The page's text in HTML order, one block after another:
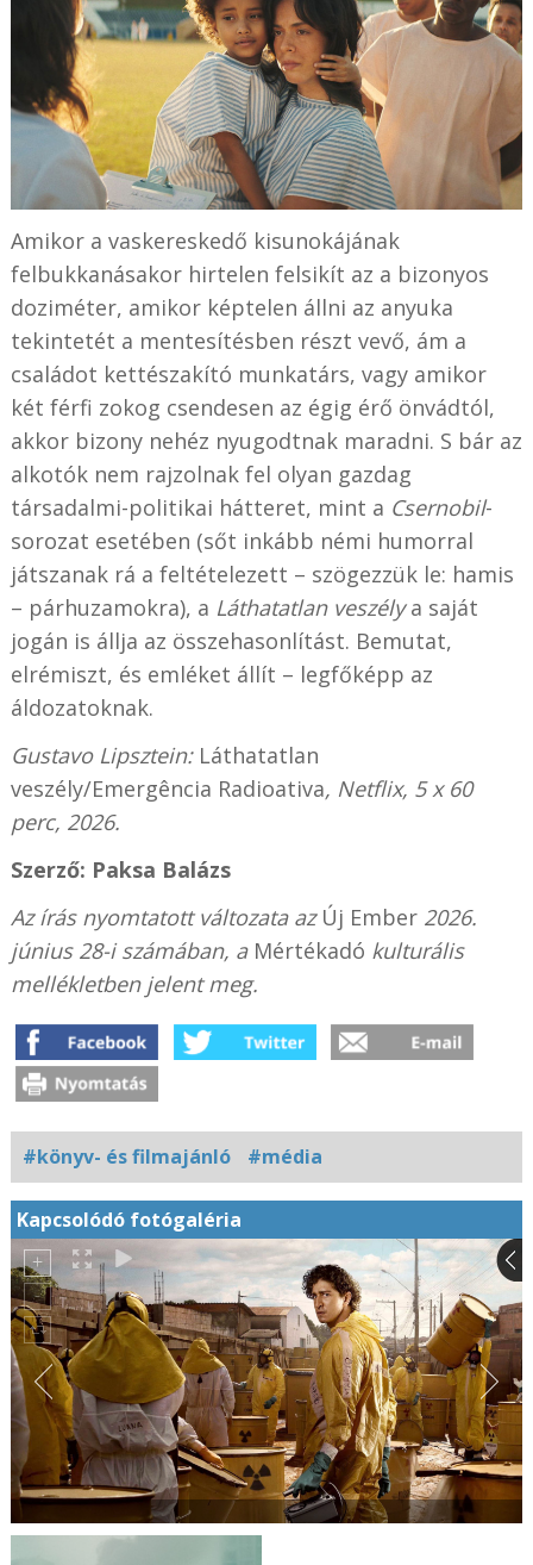
Amikor a vaskereskedő kisunokájának
felbukkanásakor hirtelen felsikít az a bizonyos
doziméter, amikor képtelen állni az anyuka
tekintetét a mentesítésben részt vevő, ám a
családot kettészakító munkatárs, vagy amikor
két férfi zokog csendesen az égig érő önvádtól,
akkor bizony nehéz nyugodtnak maradni. S bár az
alkotók nem rajzolnak fel olyan gazdag
társadalmi-politikai hátteret, mint a Csernobil-
sorozat esetében (sőt inkább némi humorral
játszanak rá a feltételezett – szögezzük le: hamis
– párhuzamokra), a Láthatatlan veszélya saját
jogán is állja az összehasonlítást. Bemutat,
elrémiszt, és emléket állít – legfőképp az
áldozatoknak.
Gustavo Lipsztein:Láthatatlan
veszély/Emergência Radioativa, Netflix, 5 x 60
perc, 2026.
Szerző: Paksa Balázs
Az írás nyomtatott változata az Új Ember2026.
június 28-i számában, a Mértékadó kulturális
mellékletben jelent meg.
#könyv- és filmajánló #média
Kapcsolódó fotógaléria